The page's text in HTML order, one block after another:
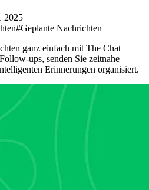
2025
#Geplante Nachrichten
ganz einfach mit The Chat
ups, senden Sie zeitnahe
Erinnerungen organisiert.